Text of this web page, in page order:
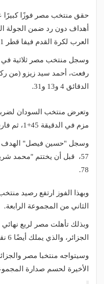
حقق منتخب مصر فوزًا
أهداف دون رد ضمن الجولة
العرب لكرة القدم فيفا قطر 2021.
وسجل منتخب مصر ثلاثية
رفعت، أحمد سيد زيزو (من
الدقائق 4 و13 و31.
وتعرض منتخب السودان
مزم في الدقيقة 45+1، ثم فارس عبدالله في الدقيقة 53.
وسجل "حسين فيصل" الهدف
57، قبل أن يختتم "محمد
78.
الثاني من المجموعة الرابعة.
وبذلك تأهلت مصر لربع
الجزائر، والذي يملك أيضًا 6 نقاط.
وسيتواجه منتخبا مصر
الأخيرة لحسم صدارة